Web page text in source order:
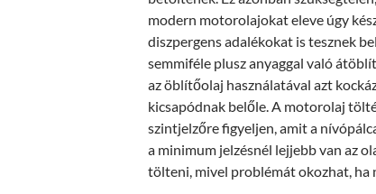
modern motorolajokat eleve úgy
diszpergens adalékokat is tesznek
semmiféle plusz anyaggal való
az öblítőolaj használatával azt
kicsapódnak belőle. A motorolaj
szintjelzőre figyeljen, amit a
a minimum jelzésnél lejjebb van az
tölteni, mivel problémát okozhat, ha